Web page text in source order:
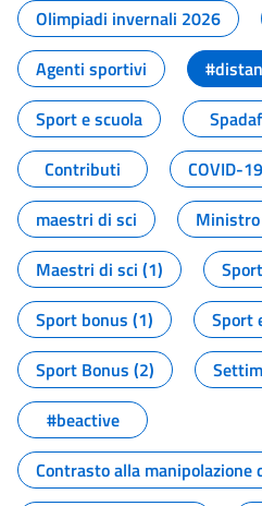
Olimpiadi invernali 2026
Agenti sportivi
Sport e scuola
Contributi
COVID-
maestri di sci
Maestri di sci (1)
Sport bonus (1)
Sport
Sport Bonus (2)
#beactive
Contrasto alla